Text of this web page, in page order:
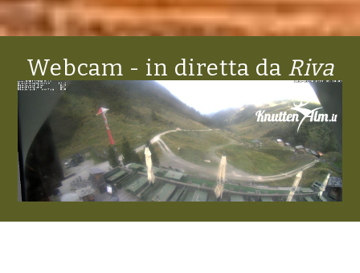
Webcam - in diretta da Riva